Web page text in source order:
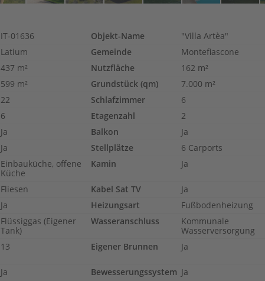
IT-01636 Objekt-Name
"Villa Artèa"
Latium Gemeinde
Montefiascone
437 m² Nutzfläche
162 m²
599 m² Grundstück (qm)
7.000 m²
22 Schlafzimmer
6
6 Etagenzahl
2
Ja Balkon
Ja
Ja Stellplätze
6 Carports
Einbauküche, offene
Küche
Kamin Ja
Fliesen Kabel Sat TV
Ja
Ja Heizungsart
Fußbodenheizung
Flüssiggas (Eigener
Tank)
Wasseranschluss
Kommunale
Wasserversorgung
13 Eigener Brunnen Ja
Ja Bewesserungssystem Ja